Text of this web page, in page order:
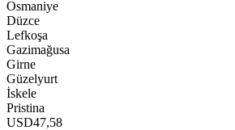
Osmaniye
Düzce
Lefkoşa
Gazimağusa
Girne
Güzelyurt
İskele
Pristina
USD47,58